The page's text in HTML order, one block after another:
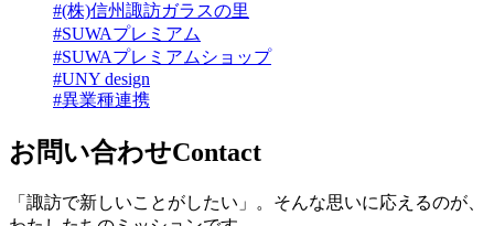
#(株)信州諏訪ガラスの里
#SUWAプレミアム
#SUWAプレミアムショップ
#UNY design
#異業種連携
お問い合わせContact
「諏訪で新しいことがしたい」。そんな思いに応えるのが、